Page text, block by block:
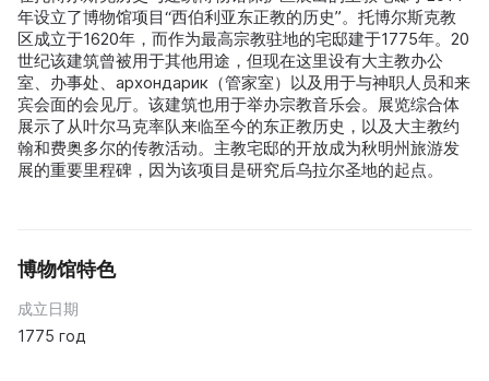
年设立了博物馆项目“西伯利亚东正教的历史”。托博尔斯克教
区成立于1620年，而作为最高宗教驻地的宅邸建于1775年。20
世纪该建筑曾被用于其他用途，但现在这里设有大主教办公
室、办事处、архондарик（管家室）以及用于与神职人员和来
宾会面的会见厅。该建筑也用于举办宗教音乐会。展览综合体
展示了从叶尔马克率队来临至今的东正教历史，以及大主教约
翰和费奥多尔的传教活动。主教宅邸的开放成为秋明州旅游发
展的重要里程碑，因为该项目是研究后乌拉尔圣地的起点。
博物馆特色
成立日期
1775 год